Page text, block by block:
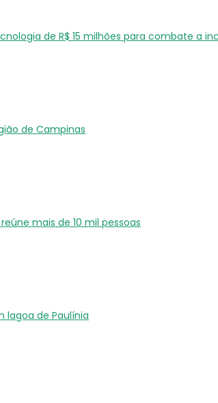
de R$ 15 milhões para combate a
de Campinas
mais de 10 mil pessoas
lagoa de Paulínia